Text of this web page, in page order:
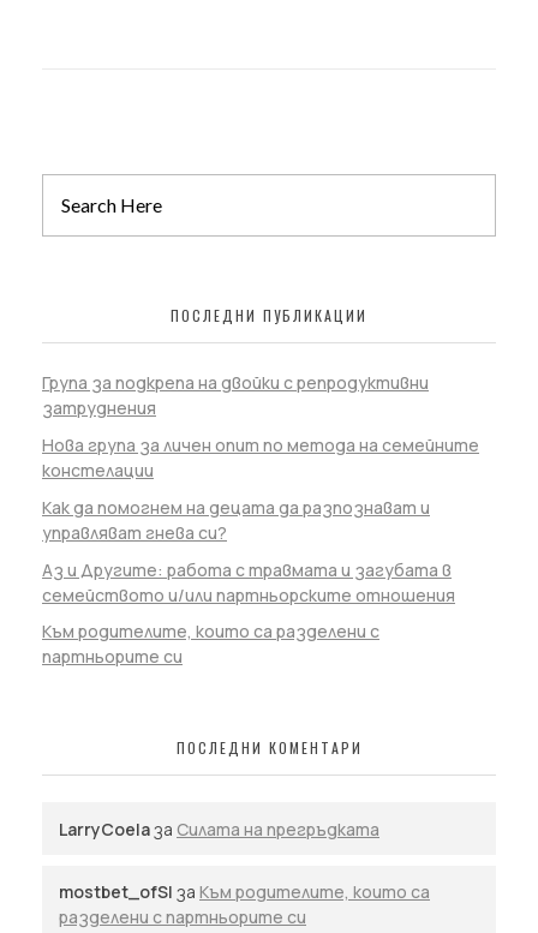
ПОСЛЕДНИ ПУБЛИКАЦИИ
Група за подкрепа на двойки с репродуктивни
затруднения
Нова група за личен опит по метода на семейните
констелации
Как да помогнем на децата да разпознават и
управляват гнева си?
Аз и Другите: работа с травмата и загубата в
семейството и/или партньорските отношения
Към родителите, които са разделени с
партньорите си
ПОСЛЕДНИ КОМЕНТАРИ
LarryCoelaза Силата на прегръдката
mostbet_ofSl за Към родителите, които са
разделени с партньорите си